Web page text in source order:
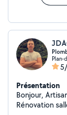
Plan-
Présentation
Bonjour, Artisan diplômé (Plombier/Chauffagiste) -
Rénovation